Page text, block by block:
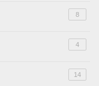
8
4
14